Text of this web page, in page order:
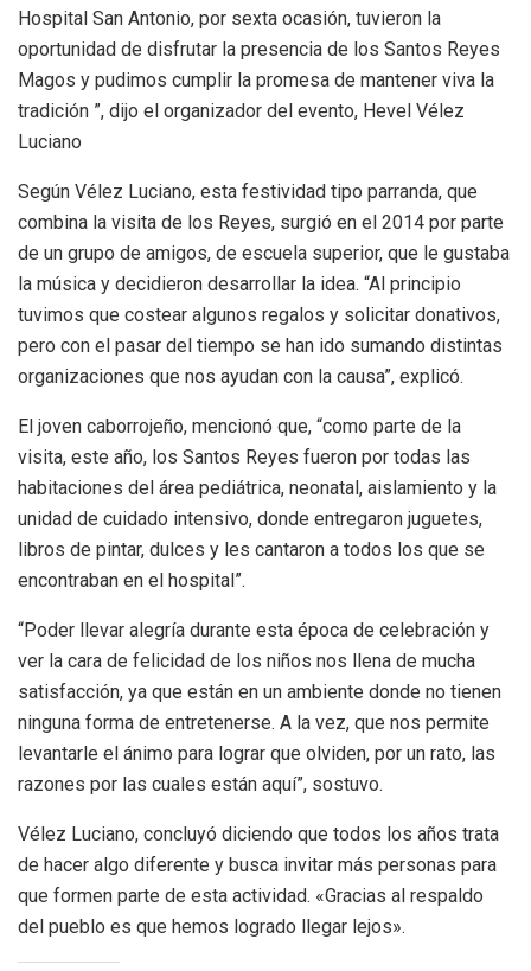
Hospital San Antonio, por sexta ocasión, tuvieron la
oportunidad de disfrutar la presencia de los Santos Reyes
Magos y pudimos cumplir la promesa de mantener viva la
tradición ”, dijo el organizador del evento, Hevel Vélez
Luciano
Según Vélez Luciano, esta festividad tipo parranda, que
combina la visita de los Reyes, surgió en el 2014 por parte
de un grupo de amigos, de escuela superior, que le gustaba
la música y decidieron desarrollar la idea. “Al principio
tuvimos que costear algunos regalos y solicitar donativos,
pero con el pasar del tiempo se han ido sumando distintas
organizaciones que nos ayudan con la causa”, explicó.
El joven caborrojeño, mencionó que, “como parte de la
visita, este año, los Santos Reyes fueron por todas las
habitaciones del área pediátrica, neonatal, aislamiento y la
unidad de cuidado intensivo, donde entregaron juguetes,
libros de pintar, dulces y les cantaron a todos los que se
encontraban en el hospital”.
“Poder llevar alegría durante esta época de celebración y
ver la cara de felicidad de los niños nos llena de mucha
satisfacción, ya que están en un ambiente donde no tienen
ninguna forma de entretenerse. A la vez, que nos permite
levantarle el ánimo para lograr que olviden, por un rato, las
razones por las cuales están aquí”, sostuvo.
Vélez Luciano, concluyó diciendo que todos los años trata
de hacer algo diferente y busca invitar más personas para
que formen parte de esta actividad. «Gracias al respaldo
del pueblo es que hemos logrado llegar lejos».